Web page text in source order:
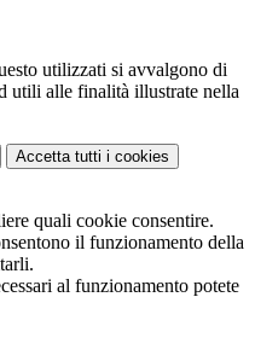
utilizzati si avvalgono di
utili alle finalità illustrate nella
Accetta tutti i cookies
quali cookie consentire.
il funzionamento della
al funzionamento potete